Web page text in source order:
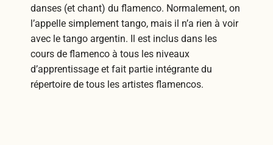
danses (et chant) du flamenco. Normalement, on
l’appelle simplement tango, mais il n’a rien à voir
avec le tango argentin. Il est inclus dans les
cours de flamenco à tous les niveaux
d’apprentissage et fait partie intégrante du
répertoire de tous les artistes flamencos.